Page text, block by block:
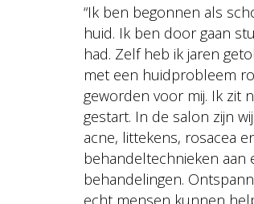
“Ik ben begonnen als
huid. Ik ben door gaan
had. Zelf heb ik jaren
met een huidprobleem
geworden voor mij. Ik zit
gestart. In de salon zijn
acne, littekens, rosacea
behandeltechnieken
behandelingen.
echt mensen kunnen